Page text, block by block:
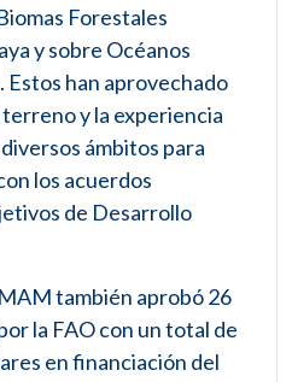
Forestales
y sobre Océanos
Estos han aprovechado
y la experiencia
ámbitos para
los acuerdos
de Desarrollo
también aprobó 26
la FAO con un total de
en financiación del